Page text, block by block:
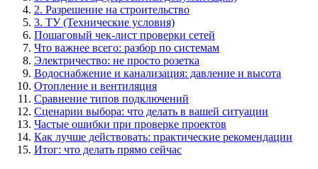
2. Разрешение на строительство
3. ТУ (Технические условия)
Пошаговый чек-лист проверки сетей
Что важнее всего: разбор по системам
Электричество: не просто розетка
Водоснабжение и канализация: давление и высота
Отопление и вентиляция
Сравнение типов подключений
Сценарии выбора: что делать в вашей ситуации
Частые ошибки при проверке проектов
Как лучше действовать: практические рекомендации
Итог: что делать прямо сейчас